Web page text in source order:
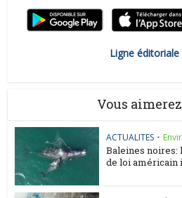
Ligne éditoriale
Vous
ACTUALITES •
Baleines noires:
de loi américain